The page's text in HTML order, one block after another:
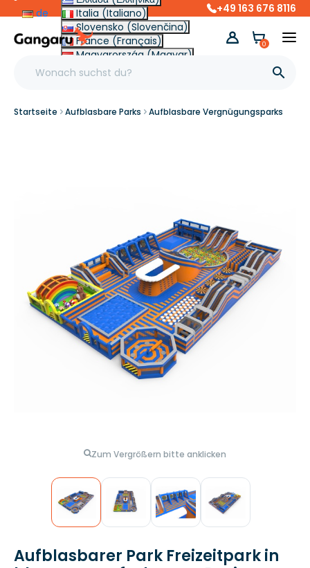
de
Italia (Italiano)
Slovensko (Slovenčina)
France (Français)
Magyarország (Magyar)
Other (English €)
+49 163 676 8116

0
Startseite Aufblasbare Parks Aufblasbare Vergnügungsparks
Zum Vergrößern bitte anklicken
Aufblasbarer Park Freizeitpark in